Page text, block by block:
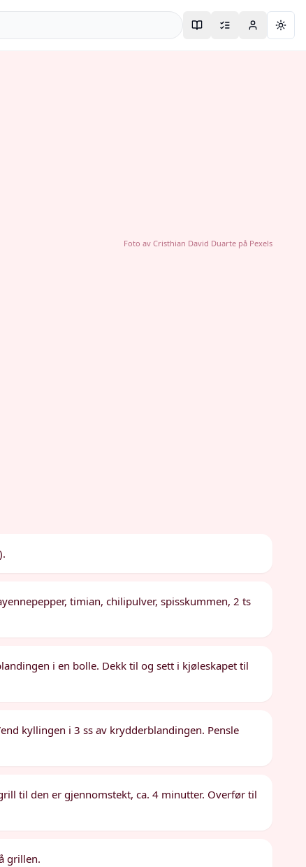
Foto av Cristhian David Duartepå Pexels
timian, chilipulver, spisskummen, 2 ts
i en bolle. Dekk til og sett i kjøleskapet til
kyllingen i 3 ss av krydderblandingen. Pensle
til den er gjennomstekt, ca. 4 minutter. Overfør til
grillen.